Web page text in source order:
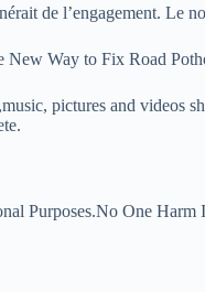
de l’engagement. Le
New Way to Fix Road
pictures and videos
Purposes.No One Harm